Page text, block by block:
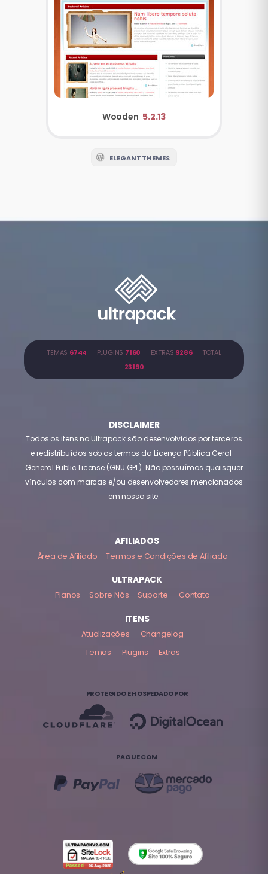
Wooden 5.2.13
ELEGANT THEMES
TEMAS 6744 PLUGINS 7160 EXTRAS 9286TOTAL
23190
DISCLAIMER
Todos os itens no Ultrapack são desenvolvidos por terceiros
e redistribuídos sob os termos da Licença Pública Geral -
General Public License (GNU GPL). Não possuímos quaisquer
vínculos com marcas e/ou desenvolvedores mencionados
em nosso site.
AFILIADOS
Área de Afiliado Termos e Condições de Afiliado
ULTRAPACK
Planos Sobre Nós Suporte Contato
ITENS
Atualizações
Changelog
Temas
Plugins Extras
PROTEGIDO E HOSPEDADO POR
PAGUE COM